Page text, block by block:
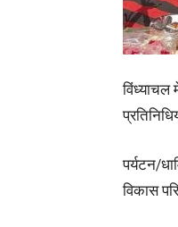
पर्यटन/
विकास